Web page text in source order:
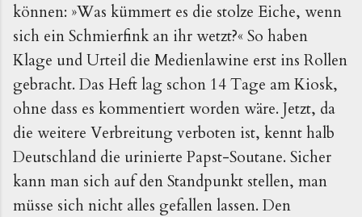
können: »Was kümmert es die stolze Eiche, wenn
sich ein Schmierfink an ihr wetzt?« So haben
Klage und Urteil die Medienlawine erst ins Rollen
gebracht. Das Heft lag schon 14 Tage am Kiosk,
ohne dass es kommentiert worden wäre. Jetzt, da
die weitere Verbreitung verboten ist, kennt halb
Deutschland die urinierte Papst-Soutane. Sicher
kann man sich auf den Standpunkt stellen, man
müsse sich nicht alles gefallen lassen. Den